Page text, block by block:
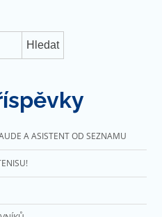
Hledat
A ASISTENT OD SEZNAMU